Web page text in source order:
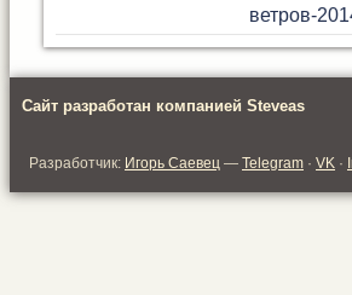
ветров-
Сайт разработан компанией Steveas
Разработчик: Игорь Саевец — Telegram · VK ·